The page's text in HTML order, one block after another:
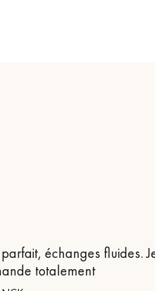
échanges fluides.
totalement